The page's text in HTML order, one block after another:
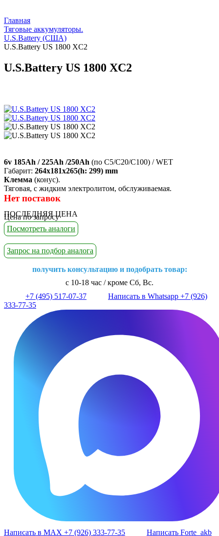
Главная
Тяговые аккумуляторы.
U.S.Battery (США)
U.S.Battery US 1800 XC2
U.S.Battery US 1800 XC2
6v 185Ah / 225Ah /250Ah (по C5/C20/C100) / WET
Габарит: 264х181х265(h: 299) mm
Клемма (конус).
Тяговая, с жидким электролитом, обслуживаемая.
Нет поставок
ПОСЛЕДНЯЯ ЦЕНА
Цена по запросу
Посмотреть аналоги
Запрос на подбор аналога
получить консультацию и подобрать товар:
с 10-18 час / кроме Сб, Вс.
+7 (495) 517-07-37
Написать в Whatsapp +7 (926)
333-77-35
Написать в MAX +7 (926) 333-77-35 Написать Forte_akb